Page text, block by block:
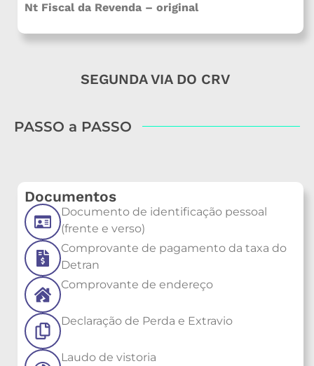
Nt Fiscal da Revenda – original
SEGUNDA VIA DO CRV
PASSO a PASSO
Documentos
Documento de identificação pessoal
(frente e verso)
Comprovante de pagamento da taxa do
Detran
Comprovante de endereço
Declaração de Perda e Extravio
Laudo de vistoria